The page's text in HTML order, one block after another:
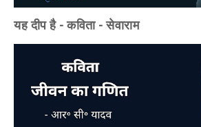
यह दीप है - कविता - सेवाराम